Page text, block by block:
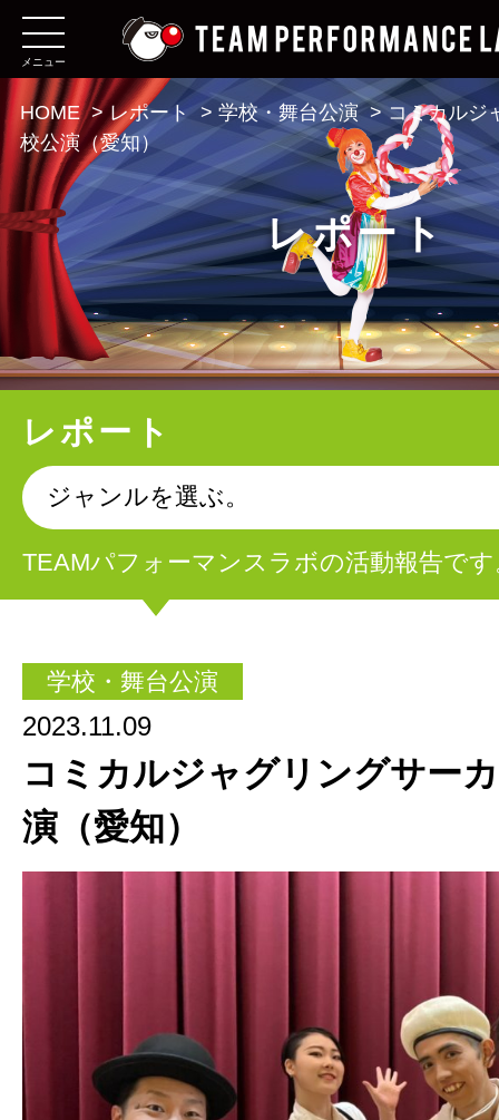
メニュー
レポート
HOME >レポート > 学校・舞台公演 >コミカルジ
校公演（愛知）
レポート
ジャンルを選ぶ。
TEAMパフォーマンスラボの活動報告で
学校・舞台公演
2023.11.09
コミカルジャグリングサー
演（愛知）